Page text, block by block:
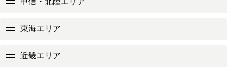
甲信・北陸エリア
東海エリア
近畿エリア